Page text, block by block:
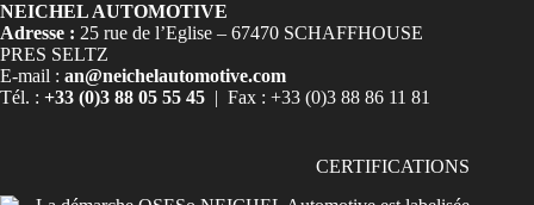
NEICHEL AUTOMOTIVE
Adresse : 25 rue de l’Eglise – 67470 SCHAFFHOUSE
PRES SELTZ
E-mail : an@neichelautomotive.com
Tél. : +33 (0)3 88 05 55 45 | Fax : +33 (0)3 88 86 11 81
CERTIFICATIONS